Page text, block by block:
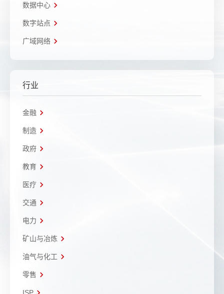
数据中心
数字站点
广域网络
行业
金融
制造
政府
教育
医疗
交通
电力
矿山与冶炼
油气与化工
零售